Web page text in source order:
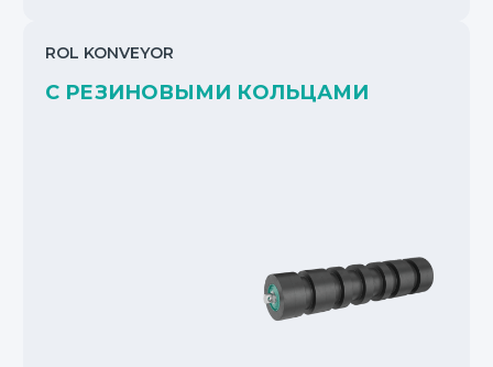
ROL KONVEYOR
С РЕЗИНОВЫМИ КОЛЬЦАМИ